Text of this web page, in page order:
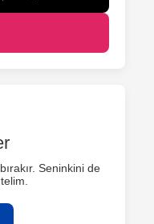
Seninkini de